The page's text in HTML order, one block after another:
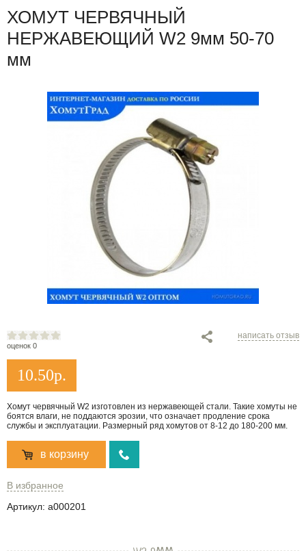
ХОМУТ ЧЕРВЯЧНЫЙ
НЕРЖАВЕЮЩИЙ W2 9мм 50-70
мм
оценок 0
написать отзыв
10.50р.
Хомут червячный W2 изготовлен из нержавеющей стали. Такие хомуты не
боятся влаги, не поддаются эрозии, что означает продление срока
службы и эксплуатации. Размерный ряд хомутов от 8-12 до 180-200 мм.
в корзину
В избранное
Артикул: a000201